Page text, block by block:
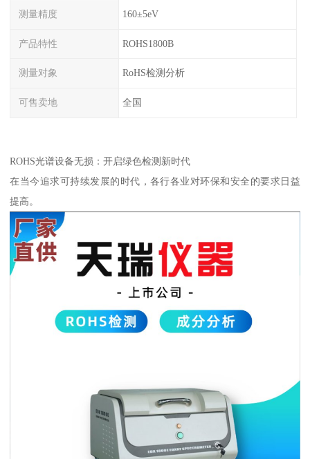
测量精度 160±5eV
产品特性 ROHS1800B
测量对象 RoHS检测分析
可售卖地 全国
ROHS光谱设备无损：开启绿色检测新时代
在当今追求可持续发展的时代，各行各业对环保和安全的要求日益
提高。